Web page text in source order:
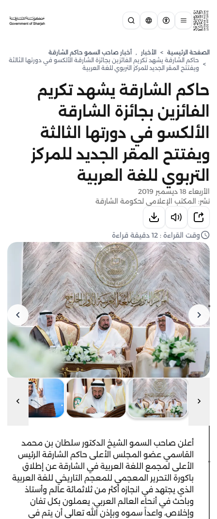
الصفحة الرئيسية > الأخبار , أخبار صاحب السمو حاكم الشارقة
>
حاكم الشارقة يشهد تكريم الفائزين بجائزة الشارقة الألكسو في دورتها الثالثة
ويفتتح المقر الجديد للمركز التربوي للغة العربية
حاكم الشارقة يشهد تكريم
الفائزين بجائزة الشارقة
الألكسو في دورتها الثالثة
ويفتتح المقر الجديد للمركز
التربوي للغة العربية
الأربعاء 18 ديسمبر 2019
نشر: المكتب الإعلامي لحكومة الشارقة
وقت القراءة : 12 دقيقة قراءة
أعلن صاحب السمو الشيخ الدكتور سلطان بن محمد
القاسمي عضو المجلس الأعلى حاكم الشارقة الرئيس
الأعلى لمجمع اللغة العربية في الشارقة عن إطلاق
باكورة التحرير المعجمي للمعجم التاريخي للغة العربية
الذي يجتهد في انجازه أكثر من ثلاثمائة عالم وأستاذ
وباحث في أنحاء العالم العربي، يعملون بكل تفان
وإخلاص، واعداً سموه وبإذن الله تعالى أن يتم في